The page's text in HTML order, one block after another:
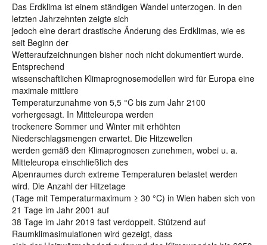
Das Erdklima ist einem ständigen Wandel unterzogen. In den
letzten Jahrzehnten zeigte sich
jedoch eine derart drastische Änderung des Erdklimas, wie es
seit Beginn der
Wetteraufzeichnungen bisher noch nicht dokumentiert wurde.
Entsprechend
wissenschaftlichen Klimaprognosemodellen wird für Europa eine
maximale mittlere
Temperaturzunahme von 5,5 °C bis zum Jahr 2100
vorhergesagt. In Mitteleuropa werden
trockenere Sommer und Winter mit erhöhten
Niederschlagsmengen erwartet. Die Hitzewellen
werden gemäß den Klimaprognosen zunehmen, wobei u. a.
Mitteleuropa einschließlich des
Alpenraumes durch extreme Temperaturen belastet werden
wird. Die Anzahl der Hitzetage
(Tage mit Temperaturmaximum ≥ 30 °C) in Wien haben sich von
21 Tage im Jahr 2001 auf
38 Tage im Jahr 2019 fast verdoppelt. Stützend auf
Raumklimasimulationen wird gezeigt, dass